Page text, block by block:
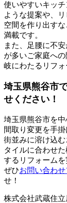
使いやすいキッ
ような提案や、
空間を作り出す
満載です。
また、足腰に不
が多いご家庭へ
岐にわたるリフォ
埼玉県熊谷市
せください！
埼玉県熊谷市を
間取り変更を手
街並みに溶け込
タイルに合わせ
するリフォームを
ぜひお問い合わ
せ！
株式会社武蔵住立